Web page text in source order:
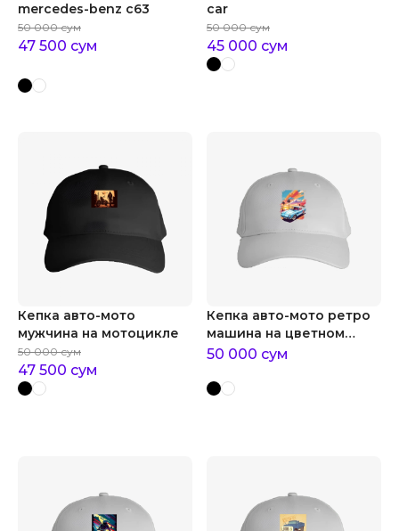
mercedes-benz c63
50 000 сум
47 500 сум
car
50 000 сум
45 000 сум
Кепка авто-мото
мужчина на мотоцикле
50 000 сум
47 500 сум
Кепка авто-мото ретро
машина на цветном
фоне
50 000 сум